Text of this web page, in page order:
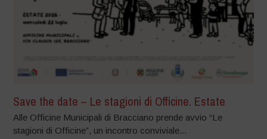
Save the date – Le stagioni di Officine. Estate
Alle Officine Municipali di Bracciano prende avvio “Le
stagioni di Officine”, un incontro conviviale...